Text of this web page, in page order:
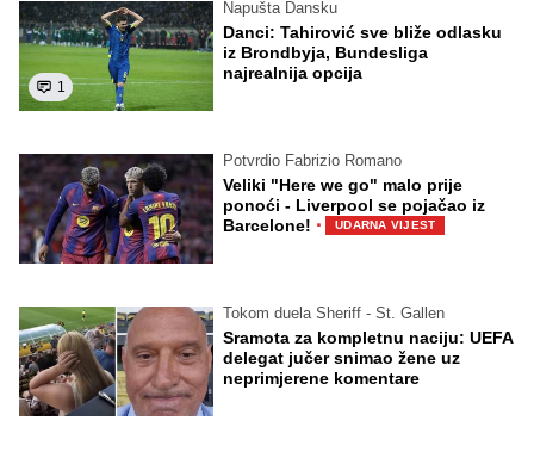
1
Napušta Dansku
Danci: Tahirović sve bliže odlasku
iz Brondbyja, Bundesliga
najrealnija opcija
Potvrdio Fabrizio Romano
Veliki "Here we go" malo prije
ponoći - Liverpool se pojačao iz
Barcelone! · UDARNA VIJEST
Tokom duela Sheriff - St. Gallen
Sramota za kompletnu naciju: UEFA
delegat jučer snimao žene uz
neprimjerene komentare